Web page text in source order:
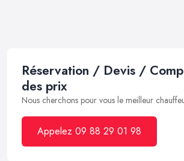
Réservation / Devis /
des prix
Nous cherchons pour vous le meilleur
Appelez 09 88 29 01 98